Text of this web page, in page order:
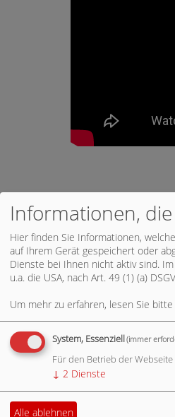
WEITERE
« Startseite•
RSS-
RSS-
Informationen,
Hier finden Sie Informationen,
auf Ihrem Gerät gespeichert oder
Dienste bei Ihnen nicht aktiv sind.
u.a. die USA, nach Art. 49 (1) (a)
Um mehr zu erfahren, lesen Sie
System, Essenziell(immer
Für den Betrieb der
↓ 2 Dienste
Alle ablehnen